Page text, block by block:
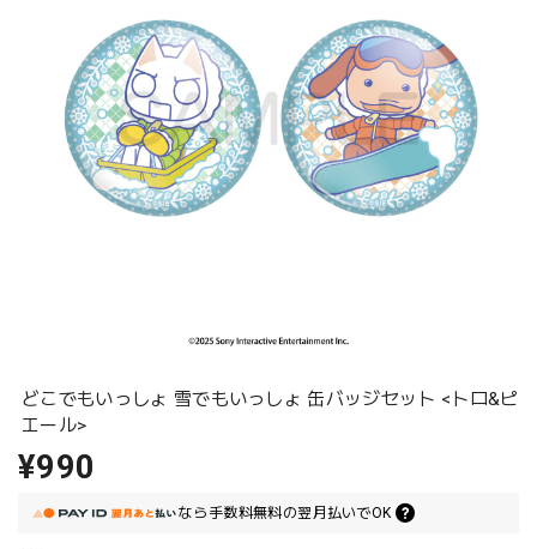
どこでもいっしょ 雪でもいっしょ 缶バッジセット <トロ&ピ
エール>
¥990
なら 手数料無料の翌月払いでOK